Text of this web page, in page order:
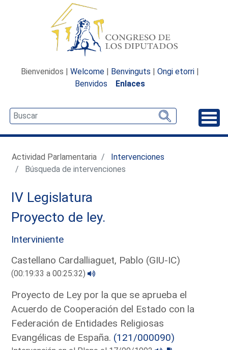
Bienvenidos | Welcome | Benvinguts | Ongi etorri |
Benvidos
Enlaces
Actividad Parlamentaria
Intervenciones
Búsqueda de intervenciones
IV Legislatura
Proyecto de ley.
Interviniente
Castellano Cardalliaguet, Pablo (GIU-IC)
(00:19:33 a 00:25:32)
Proyecto de Ley por la que se aprueba el
Acuerdo de Cooperación del Estado con la
Federación de Entidades Religiosas
Evangélicas de España. (121/000090)